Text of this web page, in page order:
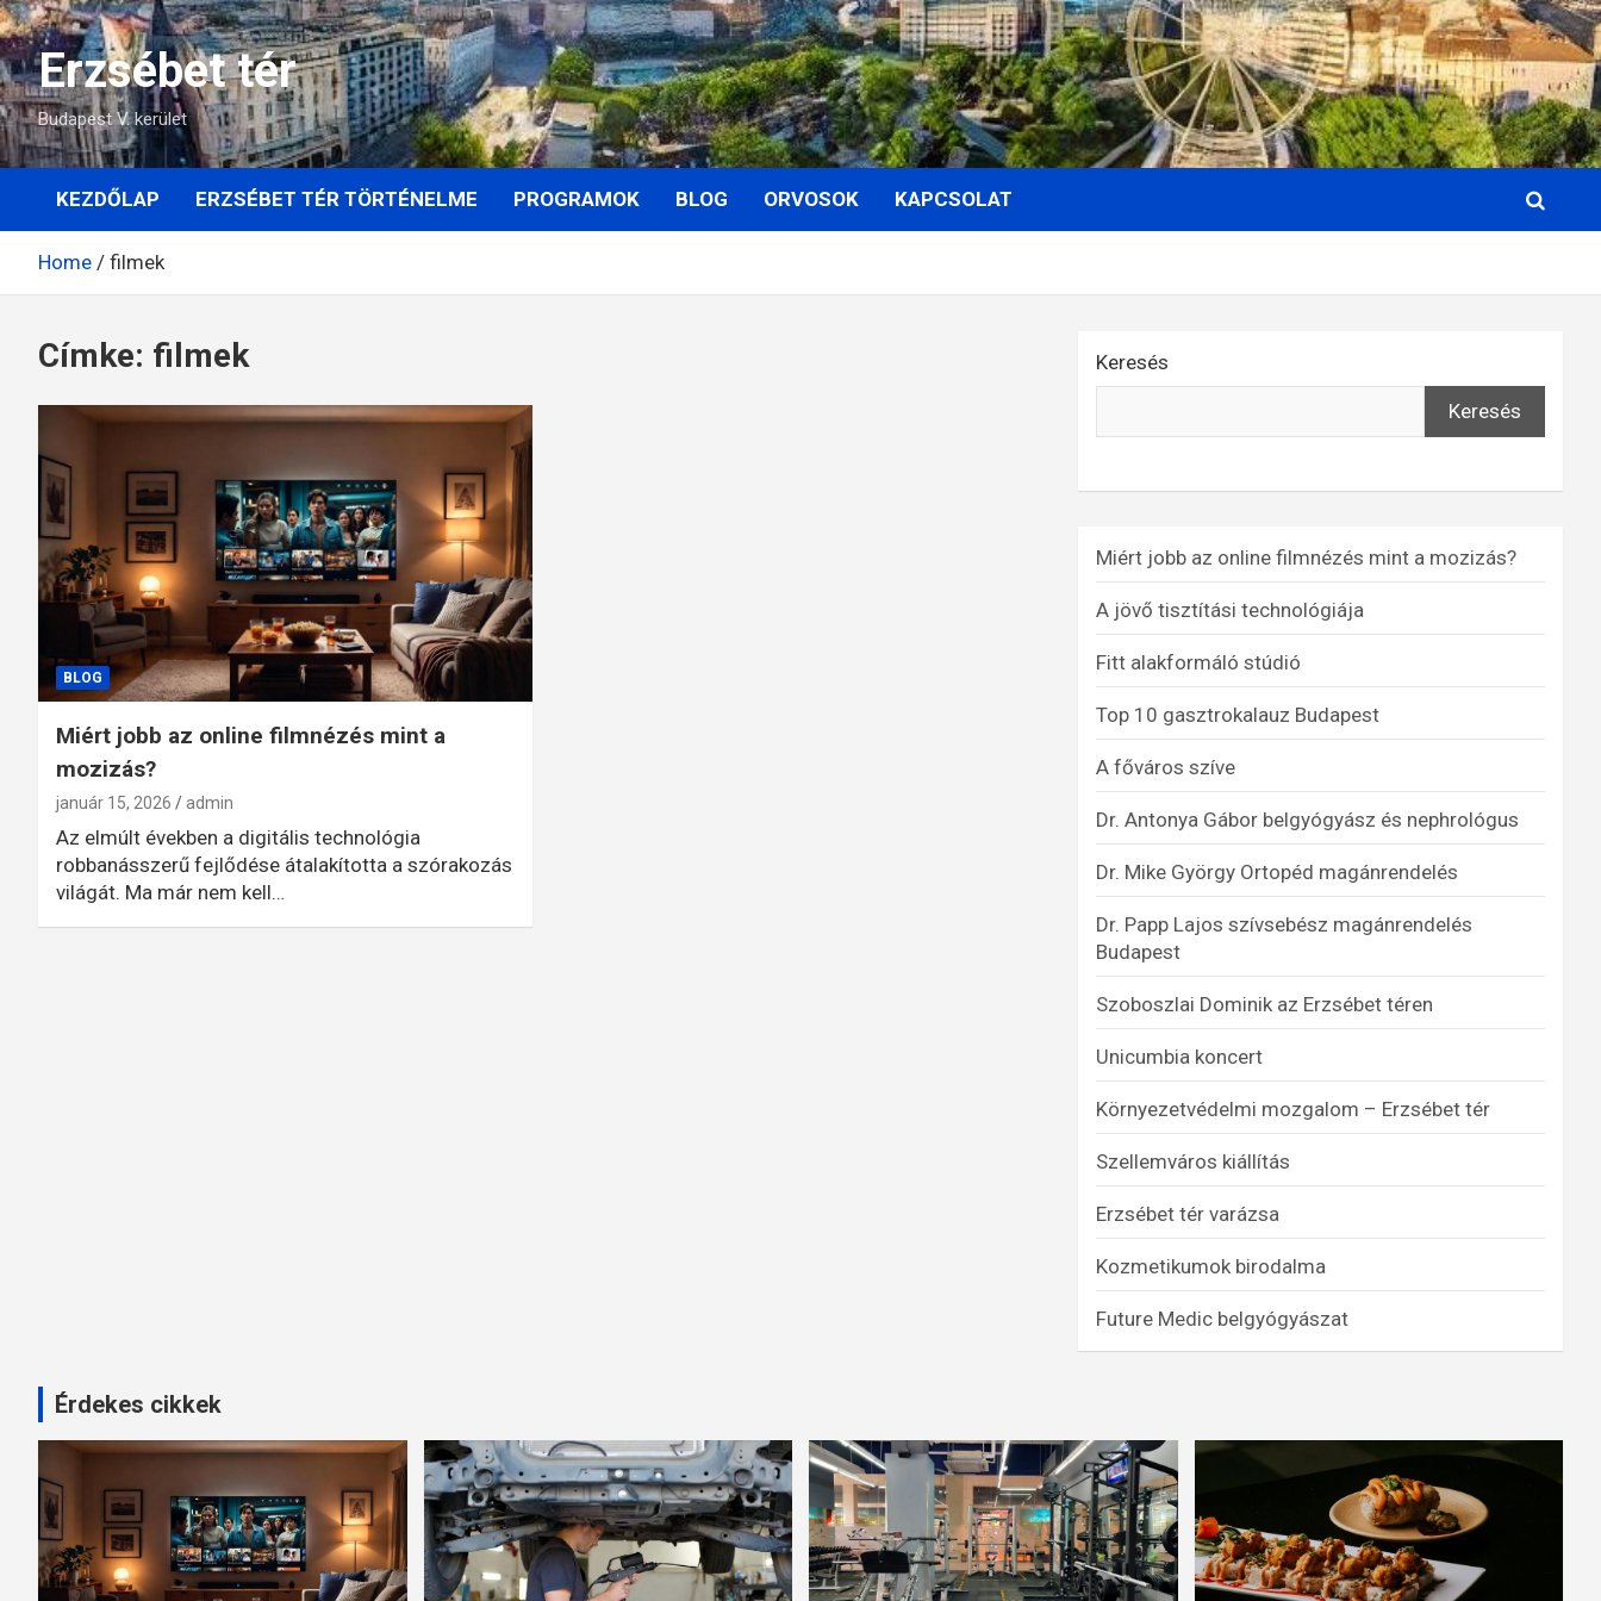
Skip
to
contentErzsébet tér
Budapest V. kerület
KEZDŐLAP ERZSÉBET TÉR TÖRTÉNELME PROGRAMOK BLOG ORVOSOK KAPCSOLAT
Home filmek
Címke: filmek
BLOG
Miért jobb az online filmnézés mint a
mozizás?
január 15, 2026 admin
Az elmúlt években a digitális technológia
robbanásszerű fejlődése átalakította a szórakozás
világát. Ma már nem kell…
Keresés
Keresés
Miért jobb az online filmnézés mint a mozizás?
A jövő tisztítási technológiája
Fitt alakformáló stúdió
Top 10 gasztrokalauz Budapest
A főváros szíve
Dr. Antonya Gábor belgyógyász és nephrológus
Dr. Mike György Ortopéd magánrendelés
Dr. Papp Lajos szívsebész magánrendelés
Budapest
Szoboszlai Dominik az Erzsébet téren
Unicumbia koncert
Környezetvédelmi mozgalom – Erzsébet tér
Szellemváros kiállítás
Erzsébet tér varázsa
Kozmetikumok birodalma
Future Medic belgyógyászat
Érdekes cikkek